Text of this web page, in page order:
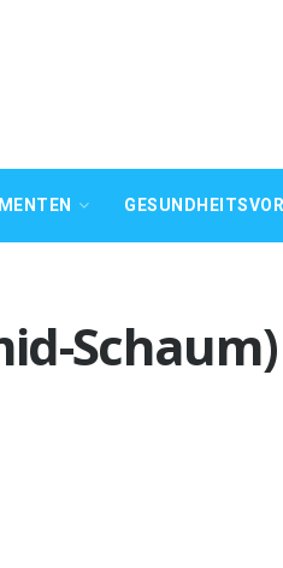
Schaum)